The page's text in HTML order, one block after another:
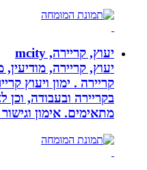
יעוץ, קריירה, mcity
יעוץ, קריירה, מודיעין,
קריירה . ימון ויעוץ
בקריירה ובעבודה, וכן
מתאימים. אימון וגישור